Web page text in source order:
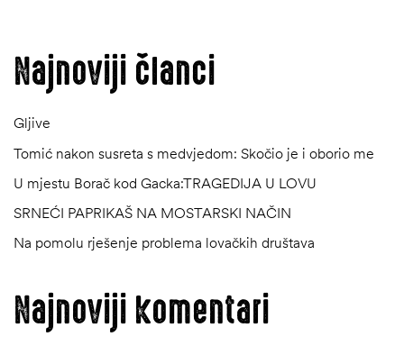
Najnoviji članci
Gljive
Tomić nakon susreta s medvjedom: Skočio je i oborio me
U mjestu Borač kod Gacka:TRAGEDIJA U LOVU
SRNEĆI PAPRIKAŠ NA MOSTARSKI NAČIN
Na pomolu rješenje problema lovačkih društava
Najnoviji komentari